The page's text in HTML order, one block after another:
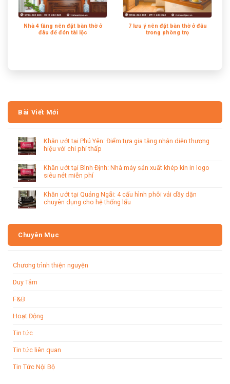
Nhà 4 tầng nên đặt bàn thờ ở
đâu để đón tài lộc
7 lưu ý nên đặt bàn thờ ở đâu
trong phòng trọ
Bài Viết Mới
Khăn ướt tại Phú Yên: Điểm tựa gia tăng nhận diện thương
hiệu với chi phí thấp
Khăn ướt tại Bình Định: Nhà máy sản xuất khép kín in logo
siêu nét miễn phí
Khăn ướt tại Quảng Ngãi: 4 cấu hình phôi vải dầy dặn
chuyên dụng cho hệ thống lẩu
Chuyên Mục
Chương trình thiện nguyện
Duy Tâm
F&B
Hoạt Động
Tin tức
Tin tức liên quan
Tin Tức Nội Bộ